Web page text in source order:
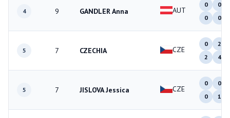
4 9 GANDLER Anna AUT
0
0
0
0
5 7 CZECHIA CZE
0
2
2
4
5 7 JISLOVA Jessica CZE
0
0
0
1